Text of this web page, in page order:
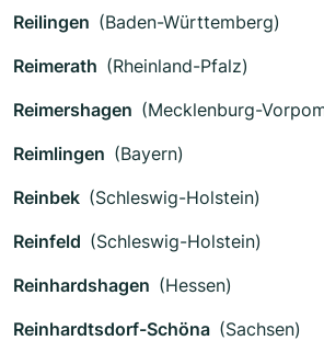
Reilingen (Baden-Württemberg)
Reimerath (Rheinland-Pfalz)
Reimershagen (Mecklenburg-
Reimlingen (Bayern)
Reinbek (Schleswig-Holstein)
Reinfeld (Schleswig-Holstein)
Reinhardshagen (Hessen)
Reinhardtsdorf-Schöna (Sachsen)